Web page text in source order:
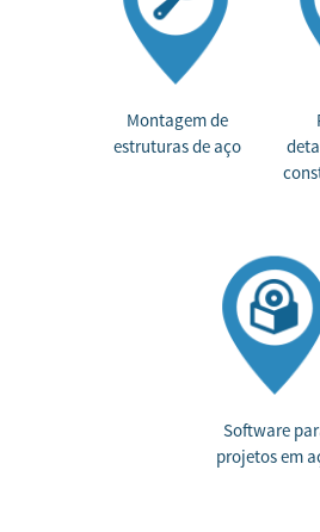
Montagem de
estruturas de aço
Software
projetos em